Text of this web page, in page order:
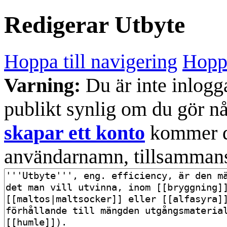
Redigerar Utbyte
Hoppa till navigering
Varning: Du är inte
publikt synlig om du gör
skapar ett konto kommer
användarnamn,